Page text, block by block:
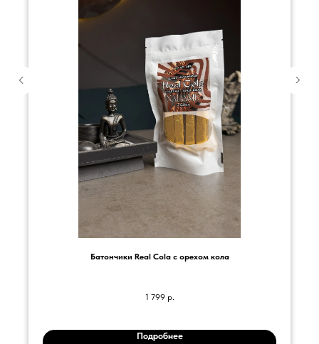
Батончики Real Cola с орехом кола
1 799 р.
Подробнее